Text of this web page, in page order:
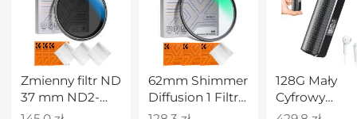
ciemnoszary
Zmienny filtr ND
37 mm ND2-
ND32 (1-5
62mm Shimmer
Diffusion 1 Filtr
Efekt Filtr Szkło
128G Mały
Cyfrowy
Dyktafon z